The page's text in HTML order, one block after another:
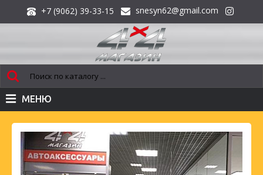
+7 (9062) 39-33-15 snesyn62@gmail.com
МЕНЮ